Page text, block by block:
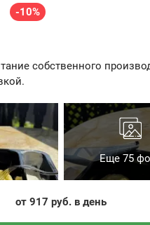
-10%
собственного
Еще 75
от 917 руб. в день